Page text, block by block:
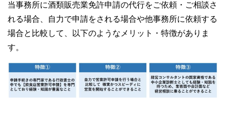
当事務所に酒類販売業免許申請の代行をご依頼・ご相談さ
れる場合、自力で申請をされる場合や他事務所に依頼する
場合と比較して、以下のようなメリット・特徴がありま
す。